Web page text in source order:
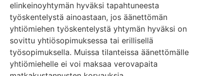
elinkeinoyhtymän hyväksi tapahtuneesta
työskentelystä ainoastaan, jos äänettömän
yhtiömiehen työskentelystä yhtymän hyväksi on
sovittu yhtiösopimuksessa tai erillisellä
työsopimuksella. Muissa tilanteissa äänettömälle
yhtiömiehelle ei voi maksaa verovapaita